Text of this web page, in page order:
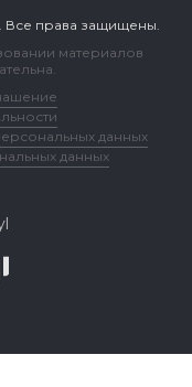
Все права защищены.
материалов
данных
данных